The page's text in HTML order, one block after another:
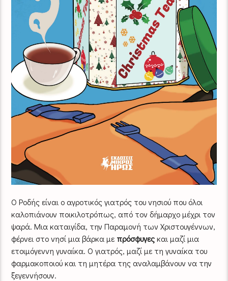
Ο Ροδής είναι ο αγροτικός γιατρός του νησιού που όλοι
καλοπιάνουν ποικιλοτρόπως, από τον δήμαρχο μέχρι τον
ψαρά. Μια καταιγίδα, την Παραμονή των Χριστουγέννων,
φέρνει στο νησί μια βάρκα με πρόσφυγεςκαι μαζί μια
ετοιμόγεννη γυναίκα. Ο γιατρός, μαζί με τη γυναίκα του
φαρμακοποιού και τη μητέρα της αναλαμβάνουν να την
ξεγεννήσουν.